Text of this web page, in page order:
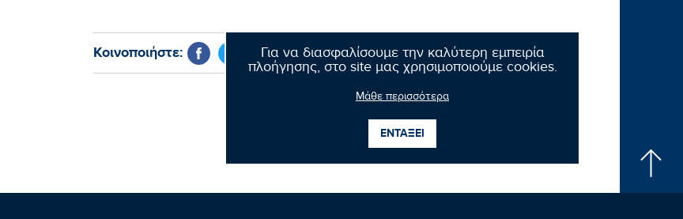
Για να διασφαλίσουμε την καλύτερη εμπειρία
πλοήγησης, στο site μας χρησιμοποιούμε cookies.
Μάθε περισσότερα
ΕΝΤΑΞΕΙ
Κοινοποιήστε: